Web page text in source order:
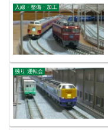
入線・整備・加工
独り 運転会